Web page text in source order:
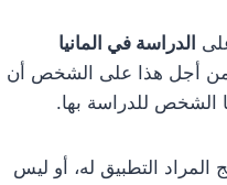
الدراسة في المانيا
ومن أجل هذا على الشخص أن
الشخص للدراسة بها.
التطبيق له، أو ليس